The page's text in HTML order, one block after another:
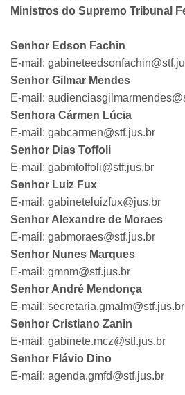
Ministros do Supremo Tribunal
Senhor Edson Fachin
E-mail:
Senhor Gilmar Mendes
E-mail:
Senhora Cármen Lúcia
E-mail: gabcarmen@stf.jus.br
Senhor Dias Toffoli
E-mail: gabmtoffoli@stf.jus.br
Senhor Luiz Fux
E-mail: gabineteluizfux@jus.br
Senhor Alexandre de Moraes
E-mail: gabmoraes@stf.jus.br
Senhor Nunes Marques
E-mail: gmnm@stf.jus.br
Senhor André Mendonça
E-mail: secretaria.gmalm@stf.jus.br
Senhor Cristiano Zanin
E-mail: gabinete.mcz@stf.jus.br
Senhor Flávio Dino
E-mail: agenda.gmfd@stf.jus.br